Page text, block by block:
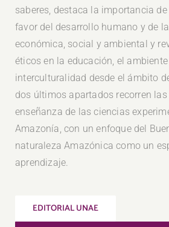
saberes, destaca la importancia
favor del desarrollo humano y de
económica, social y ambiental y
éticos en la educación, el
interculturalidad desde el ámbito
dos últimos apartados recorren
enseñanza de las ciencias
Amazonía, con un enfoque del
naturaleza Amazónica como un
aprendizaje.
EDITORIAL UNAE